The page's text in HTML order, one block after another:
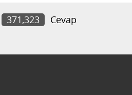
371,323
Cevap